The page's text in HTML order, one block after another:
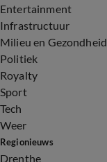
Entertainment
Infrastructuur
Milieu en Gezondheid
Politiek
Royalty
Sport
Tech
Weer
Regionieuws
Drenthe